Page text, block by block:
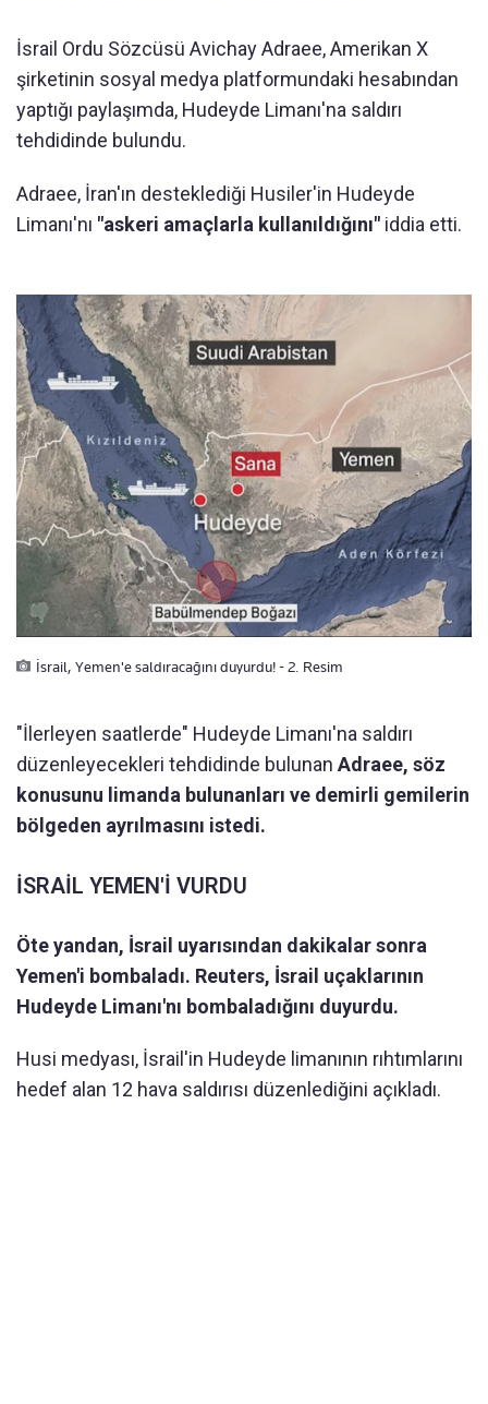
İsrail Ordu Sözcüsü Avichay Adraee, Amerikan X
şirketinin sosyal medya platformundaki hesabından
yaptığı paylaşımda, Hudeyde Limanı'na saldırı
tehdidinde bulundu.
Adraee, İran'ın desteklediği Husiler'in Hudeyde
Limanı'nı "askeri amaçlarla kullanıldığını" iddia etti.
İsrail, Yemen'e saldıracağını duyurdu! - 2. Resim
"İlerleyen saatlerde" Hudeyde Limanı'na saldırı
düzenleyecekleri tehdidinde bulunan Adraee, söz
konusunu limanda bulunanları ve demirli gemilerin
bölgeden ayrılmasını istedi.
İSRAİL YEMEN'İ VURDU
Öte yandan, İsrail uyarısından dakikalar sonra
Yemen'i bombaladı. Reuters, İsrail uçaklarının
Hudeyde Limanı'nı bombaladığını duyurdu.
Husi medyası, İsrail'in Hudeyde limanının rıhtımlarını
hedef alan 12 hava saldırısı düzenlediğini açıkladı.